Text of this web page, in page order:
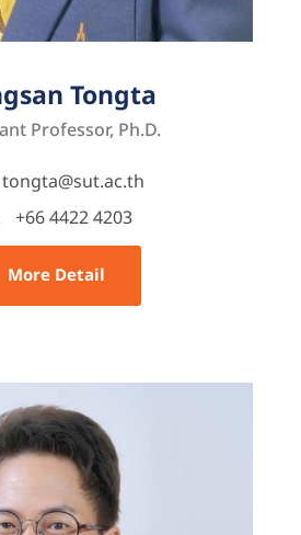
Tongta
Professor, Ph.D.
tongta@sut.ac.th
+66 4422 4203
More Detail